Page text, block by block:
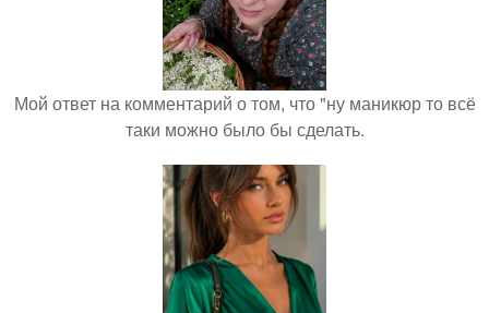
Мой ответ на комментарий о том, что "ну маникюр то всё
таки можно было бы сделать.